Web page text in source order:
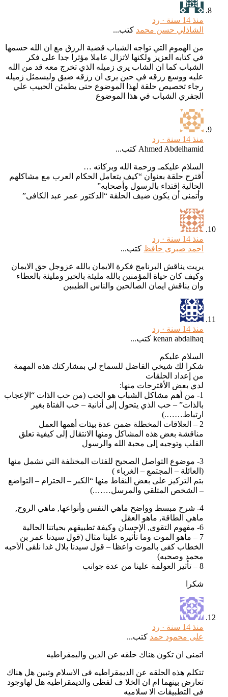
رد
الشاذلي حسن محمد كتب...
من الهموم التي تواجه الشباب قضية الرزق مع ان الله حسمها
في كتابه العزيز ولكنها لاتزال عاملا مؤثرا جدا على فكر
الشباب كما ان الشاب يرى زميله الذي تخرج معه قد من الله
عليه ووسع رزقه في حين يرى ان رزقه ضيق وليسمثل زميله
رجاء تخصيص حلقة لهذا الموضوع حتى يطمئن الحبيب علي
الجفري الشباب في هذا الموضوع
رد
Ahmed Abdelhamid كتب...
السلام عليكمـ ورحمة الله وبركاته …
أقترح حلقة بعنوان “كيف يتعامل الحكام العرب مع مشاكلهم
الحالية اقتداء بالرسول وأصحابه”
وأتمنى أن يكون ضيف الحلقة “الدكتور عمر عبد الكافى”
رد
احمد صبرى حافظ كتب...
يريت يناقش البرنامج فكرة الايمان بالله عزوجل حق الايمان
وكيف كان حياة المؤمنين بالله مليئة بالخير ومليئة بالعطاء
وان يناقش ايمان الصالحين والناس الطيببن
رد
kenan abdalhaq كتب...
السلام عليكم
شكرا لك شيخي الفاضل للسماح لي بمشاركتك هذه المهمة
من إعداد الحلقات
لدي بعض الأقترحات منها:
1- من أهم مشاكل الشباب هو الحب (من حب الذات “الإعجاب
بالذات” – حب الذي يتحول إلى أنانية – حب الفتاة بغير
ارتباط…….)
مناقشة بعض هذه المشاكل ومنها الانتقال إلى كيفية تعلق
القلب وتوجيه إلى محبة الله والرسول
3- موضوع التواصل الصحيح للفئات المختلفة التي تشمل منها
(العائلة – المجتمع – الغرباء )
بتم التركيز على بعض النقاط منها “الكبر – الحترام – التواضع
– الشخص المتلقي والمرسل…….)
4- شرح مبسط وواضح ماهي النفس وأنواعها, ماهي الروح,
ماهي الطاقة, ماهو العقل
7 – ماهو الموت وما تأثيره علينا مثال (قول سيدنا عمر بن
الخطاب كفى بالموت واعظا – قول سيدنا بلال غدا نلقى الأحبه
محمد وصحبه)
رد
على محمود حمدكتب...
اتمنى ان تكون هناك حلقه عن الدين واليمقراطيه
تتكلم هذه الحلقه عن الديمقراطيه فى الاسلام وتبين هل هناك
تعارض بينهما ام ان الخلا ف لفظى والديمقراطيه هل لهاوجود
فى التطبيقات الا سلاميه